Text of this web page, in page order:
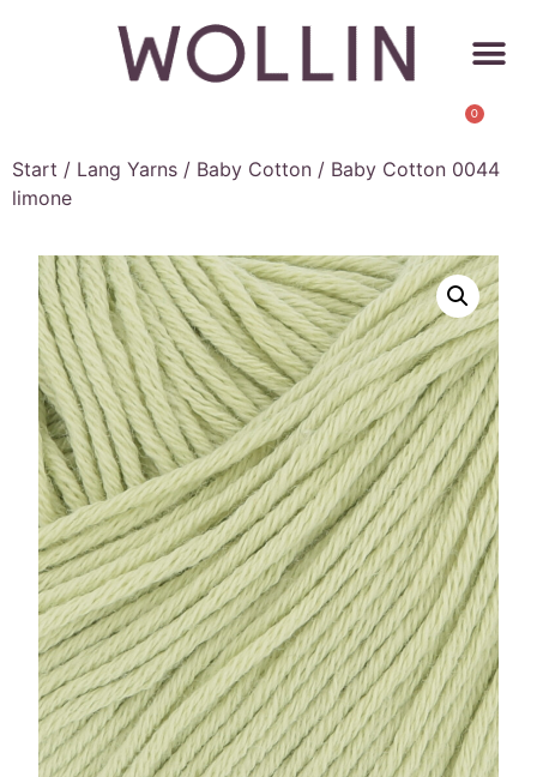
0
Start / Lang Yarns / Baby Cotton / Baby Cotton 0044
limone